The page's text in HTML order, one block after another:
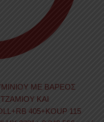
ΜΕ ΒΑΡΕΟΣ
ΚΑΙ
405+KOUP 115